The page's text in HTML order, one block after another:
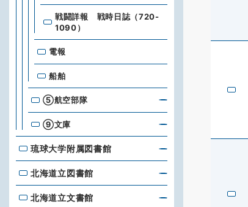
戦闘詳報 戦時日誌（720-
1090）
電報
船舶
⑤航空部隊
⑨文庫
琉球大学附属図書館
琉球大学附属図書館
北海道立図書館
北海道立図書館
北海道立文書館
北海道立文書館